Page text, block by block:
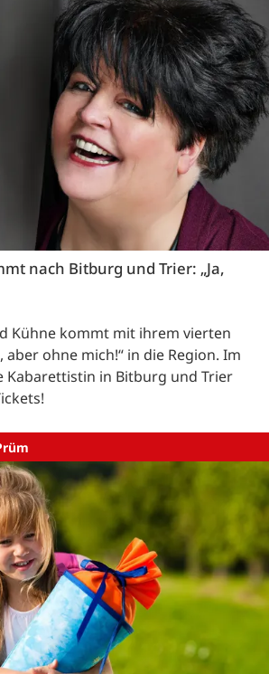
nach Bitburg und Trier: „Ja,
Kühne kommt mit ihrem vierten
aber ohne mich!“ in die Region. Im
Kabarettistin in Bitburg und Trier